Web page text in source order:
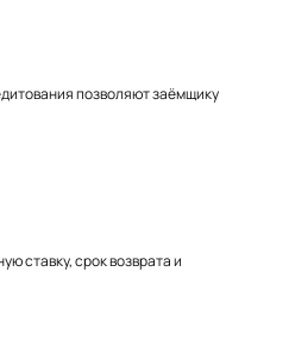
позволяют заёмщику
ставку, срок возврата и